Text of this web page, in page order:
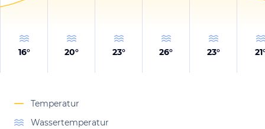
16° 20° 23° 26° 23° 21
Temperatur
Wassertemperatur